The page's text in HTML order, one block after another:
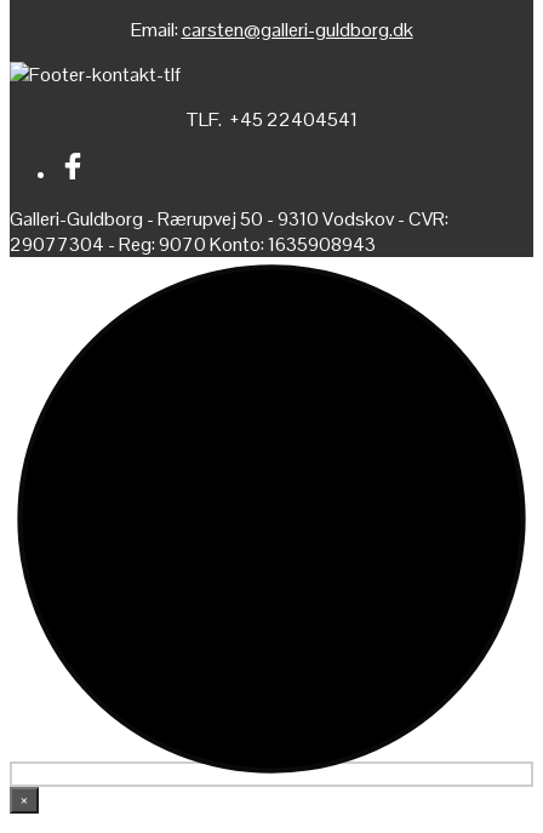
Email:carsten@galleri-guldborg.dk
TLF. +45 22404541
Galleri-Guldborg - Rærupvej 50 - 9310 Vodskov - CVR:
29077304 - Reg: 9070 Konto: 1635908943
×